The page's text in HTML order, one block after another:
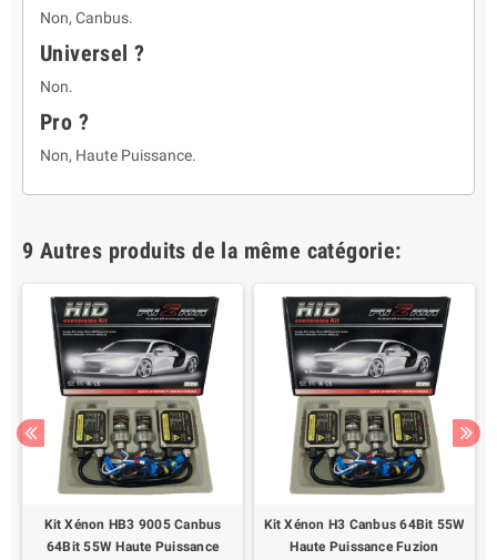
Non, Canbus.
Universel ?
Non.
Pro ?
Non, Haute Puissance.
9 Autres produits de la même catégorie:
Kit Xénon HB3 9005 Canbus
64Bit 55W Haute Puissance
Kit Xénon H3 Canbus 64Bit 55W
Haute Puissance Fuzion